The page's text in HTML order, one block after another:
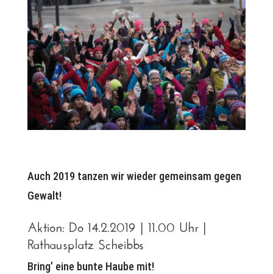
Auch 2019 tanzen wir wieder gemeinsam gegen
Gewalt!
Aktion: Do 14.2.2019 | 11.00 Uhr |
Rathausplatz Scheibbs
Bring’ eine bunte Haube mit!